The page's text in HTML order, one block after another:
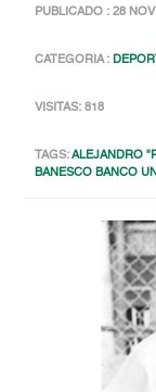
PUBLICADO : 28
CATEGORIA :
VISITAS: 818
TAGS:ALEJANDRO
BANESCO BANCO